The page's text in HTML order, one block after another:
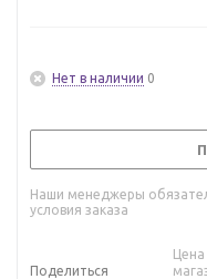
Нет в наличии 0
Наши менеджеры
условия заказа
Поделиться
Цена